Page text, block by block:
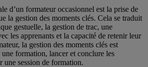
d’un formateur occasionnel est la prise de
la gestion des moments clés. Cela se traduit
gestuelle, la gestion de trac, une
les apprenants et la capacité de retenir leur
la gestion des moments clés est
formation, lancer et conclure les
une session de formation.